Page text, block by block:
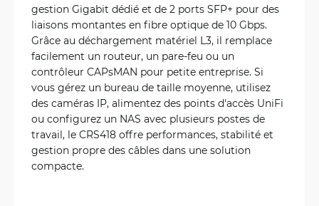
gestion Gigabit dédié et de 2 ports SFP+ pour des
liaisons montantes en fibre optique de 10 Gbps.
Grâce au déchargement matériel L3, il remplace
facilement un routeur, un pare-feu ou un
contrôleur CAPsMAN pour petite entreprise. Si
vous gérez un bureau de taille moyenne, utilisez
des caméras IP, alimentez des points d'accès UniFi
ou configurez un NAS avec plusieurs postes de
travail, le CRS418 offre performances, stabilité et
gestion propre des câbles dans une solution
compacte.